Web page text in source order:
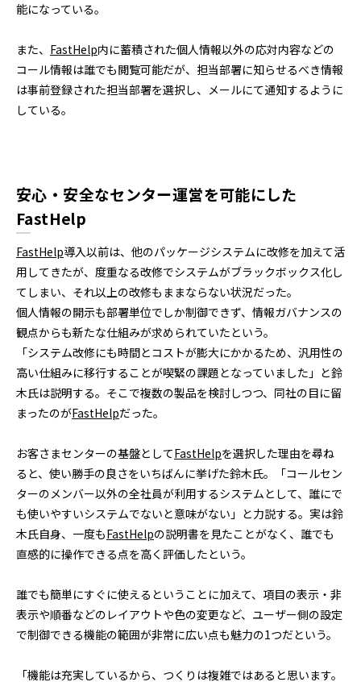
能になっている。
また、 FastHelp内に蓄積された個人情報以外の応対内容などの
コール情報は誰でも閲覧可能だが、担当部署に知らせるべき情報
は事前登録された担当部署を選択し、メールにて通知するように
している。
安心・安全なセンター運営を可能にした
FastHelp
FastHelp導入以前は、他のパッケージシステムに改修を加えて活
用してきたが、度重なる改修でシステムがブラックボックス化し
てしまい、それ以上の改修もままならない状況だった。
個人情報の開示も部署単位でしか制御できず、情報ガバナンスの
観点からも新たな仕組みが求められていたという。
「システム改修にも時間とコストが膨大にかかるため、汎用性の
高い仕組みに移行することが喫緊の課題となっていました」と鈴
木氏は説明する。そこで複数の製品を検討しつつ、同社の目に留
まったのがFastHelpだった。
お客さまセンターの基盤としてFastHelpを選択した理由を尋ね
ると、使い勝手の良さをいちばんに挙げた鈴木氏。「コールセン
ターのメンバー以外の全社員が利用するシステムとして、誰にで
も使いやすいシステムでないと意味がない」と力説する。実は鈴
木氏自身、一度もFastHelpの説明書を見たことがなく、誰でも
直感的に操作できる点を高く評価したという。
誰でも簡単にすぐに使えるということに加えて、項目の表示・非
表示や順番などのレイアウトや色の変更など、ユーザー側の設定
で制御できる機能の範囲が非常に広い点も魅力の1つだという。
「機能は充実しているから、つくりは複雑ではあると思います。